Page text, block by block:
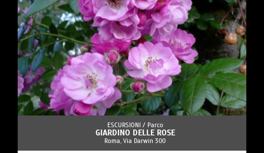
ESCURSIONI / Parco
GIARDINO DELLE ROSE
Roma, Via Darwin 300